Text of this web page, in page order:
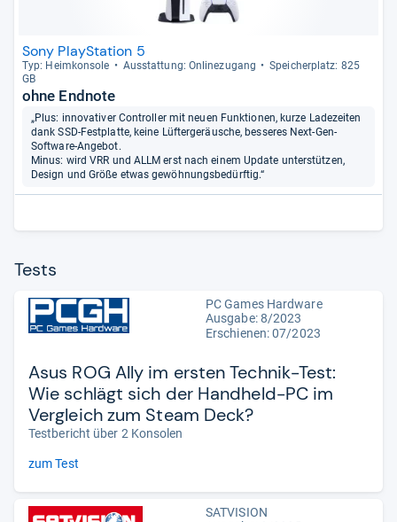
Sony PlayStation 5
Typ: Heim­kon­sole Aus­stat­tung: Onli­ne­zu­gang
Spei­cher­platz: 825
GB
ohne Endnote
„Plus: innovativer Controller mit neuen Funktionen, kurze Ladezeiten
dank SSD-Festplatte, keine Lüftergeräusche, besseres Next-Gen-
Software-Angebot.
Minus: wird VRR und ALLM erst nach einem Update unterstützen,
Design und Größe etwas gewöhnungsbedürftig.“
Tests
PC Games Hardware
Ausgabe: 8/2023
Erschienen: 07/2023
Asus ROG Ally im ersten Technik-Test:
Wie schlägt sich der Handheld-PC im
Vergleich zum Steam Deck?
Testbericht über 2 Konsolen
zum Test
SATVISION